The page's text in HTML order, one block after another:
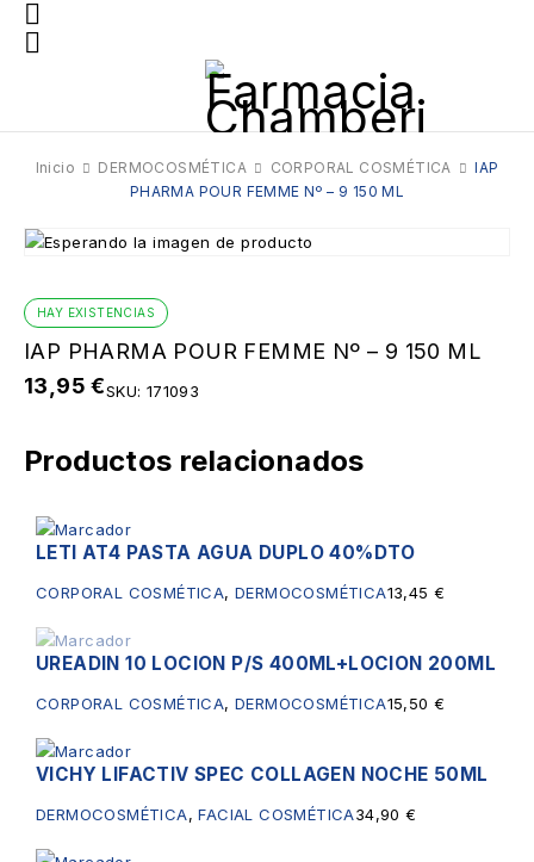
Inicio DERMOCOSMÉTICA CORPORAL COSMÉTICA
IAP
PHARMA POUR FEMME Nº – 9 150 ML
HAY EXISTENCIAS
IAP PHARMA POUR FEMME Nº – 9 150 ML
13,95€SKU: 171093
Productos relacionados
LETI AT4 PASTA AGUA DUPLO 40%DTO
CORPORAL COSMÉTICA,DERMOCOSMÉTICA13,45€
Sin existencias
UREADIN 10 LOCION P/S 400ML+LOCION 200ML
CORPORAL COSMÉTICA,DERMOCOSMÉTICA15,50€
VICHY LIFACTIV SPEC COLLAGEN NOCHE 50ML
DERMOCOSMÉTICA,FACIAL COSMÉTICA34,90€